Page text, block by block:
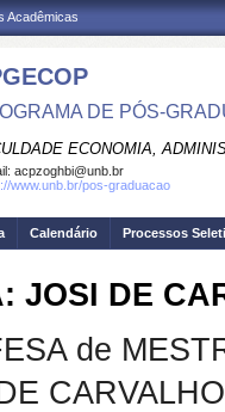
Acadêmicas
DE PÓS-
ECONOMIA,
acpzoghbi@unb.br
www.unb.br/pos-graduacao
Calendário Processos
JOSI DE
de